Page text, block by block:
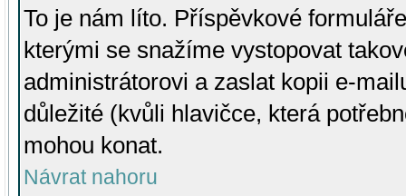
To je nám líto. Příspěvkové
kterými se snažíme vystopovat
administrátorovi a zaslat kopii e-
důležité (kvůli hlavičce, která
mohou konat.
Návrat nahoru